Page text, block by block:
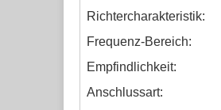
Richtercharakteristik:
Frequenz-Bereich:
Empfindlichkeit:
Anschlussart: